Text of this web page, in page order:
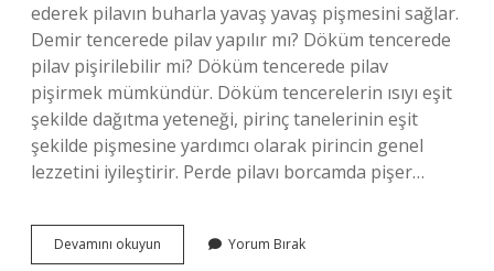
ederek pilavın buharla yavaş yavaş pişmesini sağlar.
Demir tencerede pilav yapılır mı? Döküm tencerede
pilav pişirilebilir mi? Döküm tencerede pilav
pişirmek mümkündür. Döküm tencerelerin ısıyı eşit
şekilde dağıtma yeteneği, pirinç tanelerinin eşit
şekilde pişmesine yardımcı olarak pirincin genel
lezzetini iyileştirir. Perde pilavı borcamda pişer…
Devamını okuyun
Pilavı
Yorum Bırak